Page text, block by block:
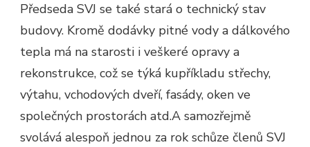
Předseda SVJ se také stará o technický stav
budovy. Kromě dodávky pitné vody a dálkového
tepla má na starosti i veškeré opravy a
rekonstrukce, což se týká kupříkladu střechy,
výtahu, vchodových dveří, fasády, oken ve
společných prostorách atd.A samozřejmě
svolává alespoň jednou za rok schůze členů SVJ